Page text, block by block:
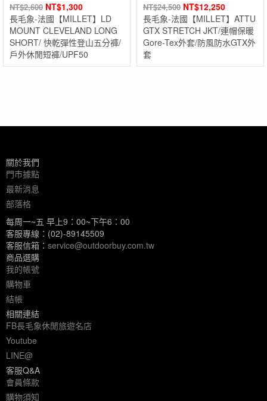
NT$2,600 NT$1,300
長毛象-法國【MILLET】LD
MOUNT CLEVELAND LONG
SHORT/ 快乾彈性登山五分褲/
戶外休閒短褲/UPF50
NT$24,500 NT$12,250
長毛象-法國【MILLET】ATTU
GTX STRETCH JKT/連帽保暖
Gore-Tex外套/防風防水GTX外
套
關於我們
門市據點
最新消息
部落格
每周一~五 早上9：00~下午6：00
客服專線：(02)-89145509
客服信箱： service@outdoorbuy.com.tw
商品選購
我的帳號
購物車
結帳
相關連結
FB長毛象休閒旅遊名店
Youtube
LINE@
客服Q&A
會員條款
購物須知